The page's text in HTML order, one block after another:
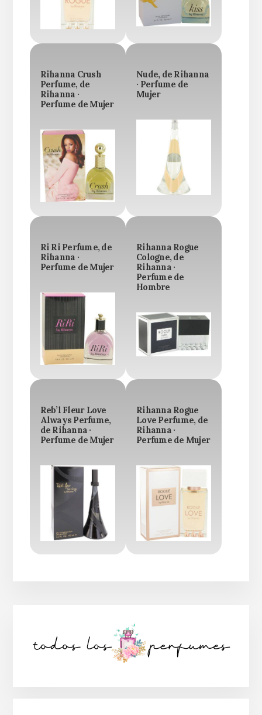
Rihanna Crush
Perfume, de
Rihanna ·
Perfume de Mujer
Nude, de Rihanna
· Perfume de
Mujer
Ri Ri Perfume, de
Rihanna ·
Perfume de Mujer
Rihanna Rogue
Cologne, de
Rihanna ·
Perfume de
Hombre
Reb’l Fleur Love
Always Perfume,
de Rihanna ·
Perfume de Mujer
Rihanna Rogue
Love Perfume, de
Rihanna ·
Perfume de Mujer
lateral